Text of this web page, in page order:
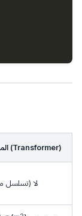
المحول (Transformer)
لا (تسلسل